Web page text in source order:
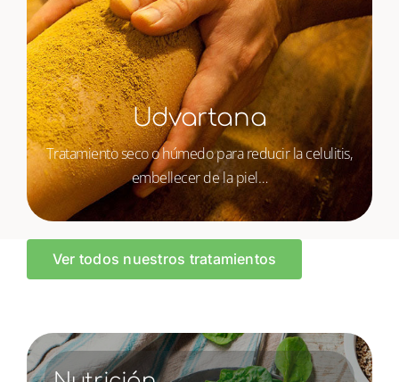
Udvartana
Tratamiento seco o húmedo para reducir la celulitis,
embellecer de la piel…
Ver todos nuestros tratamientos